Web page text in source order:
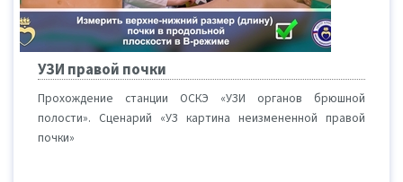
УЗИ правой почки
Прохождение станции ОСКЭ «УЗИ органов брюшной
полости». Сценарий «УЗ картина неизмененной правой
почки»